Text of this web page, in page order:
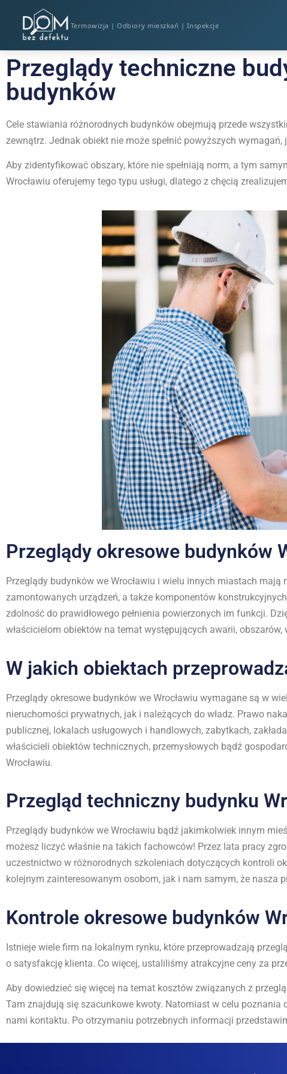
Termowizja | Odbiory mieszkań | Inspekcje
Przeglądy techniczne
budynków
Cele stawiania różnorodnych budynków obejmują przede
zewnątrz. Jednak obiekt nie może spełnić powyższych
Aby zidentyfikować obszary, które nie spełniają norm, a tym
Wrocławiu oferujemy tego typu usługi, dlatego z chęcią
Przeglądy okresowe budynków
Przeglądy budynków we Wrocławiu i wielu innych miastach
zamontowanych urządzeń, a także komponentów
zdolność do prawidłowego pełnienia powierzonych im funkcji.
właścicielom obiektów na temat występujących awarii,
W jakich obiektach
Przeglądy okresowe budynków we Wrocławiu wymagane są w
nieruchomości prywatnych, jak i należących do władz. Prawo
publicznej, lokalach usługowych i handlowych, zabytkach,
właścicieli obiektów technicznych, przemysłowych bądź
Wrocławiu.
Przegląd techniczny budynku
Przeglądy budynków we Wrocławiu bądź jakimkolwiek innym
możesz liczyć właśnie na takich fachowców! Przez lata pracy
uczestnictwo w różnorodnych szkoleniach dotyczących kontroli
kolejnym zainteresowanym osobom, jak i nam samym, że nasza
Kontrole okresowe budynków
Istnieje wiele firm na lokalnym rynku, które przeprowadzają
o satysfakcję klienta. Co więcej, ustaliliśmy atrakcyjne ceny za
Aby dowiedzieć się więcej na temat kosztów związanych z
Tam znajdują się szacunkowe kwoty. Natomiast w celu poznania
nami kontaktu. Po otrzymaniu potrzebnych informacji